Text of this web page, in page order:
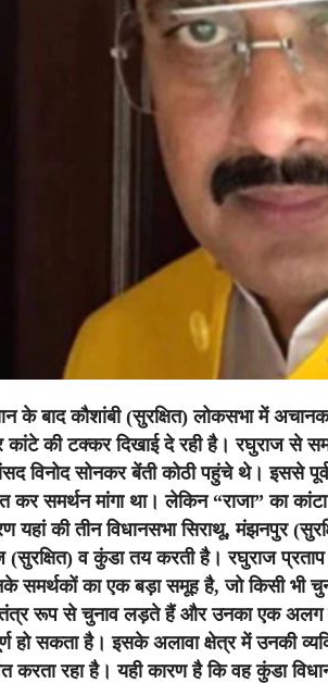
के बाद कौशांबी (सुरक्षित) लोकसभा में
कांटे की टक्कर दिखाई दे रही है। रघुराज से
विनोद सोनकर बेंती कोठी पहुंचे थे। इससे पूर्व
कर समर्थन मांगा था। लेकिन “राजा” का
यहां की तीन विधानसभा सिराथू, मंझनपुर
(सुरक्षित) व कुंडा तय करती है। रघुराज
समर्थकों का एक बड़ा समूह है, जो किसी भी
रूप से चुनाव लड़ते हैं और उनका एक अलग
हो सकता है। इसके अलावा क्षेत्र में उनकी
करता रहा है। यही कारण है कि वह कुंडा